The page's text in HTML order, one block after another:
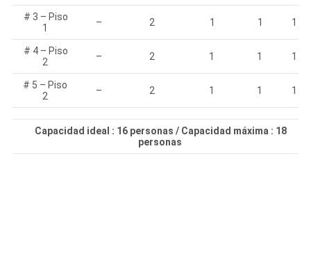
# 3 – Piso
1
– 2 1 1 1
# 4 – Piso
2
– 2 1 1 1
# 5 – Piso
2
– 2 1 1 1
Capacidad ideal : 16 personas / Capacidad máxima : 18
personas